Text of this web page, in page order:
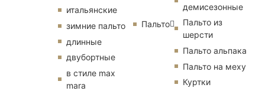
итальянские
зимние пальто
длинные
двубортные
в стиле max
mara
Пальто
демисезонные
Пальто из
шерсти
Пальто альпака
Пальто на меху
Куртки